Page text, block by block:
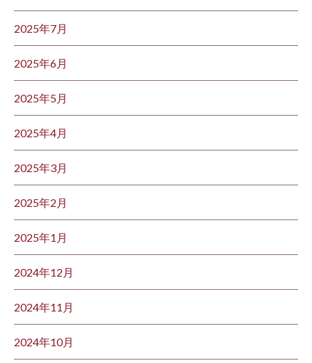
2025年7月
2025年6月
2025年5月
2025年4月
2025年3月
2025年2月
2025年1月
2024年12月
2024年11月
2024年10月